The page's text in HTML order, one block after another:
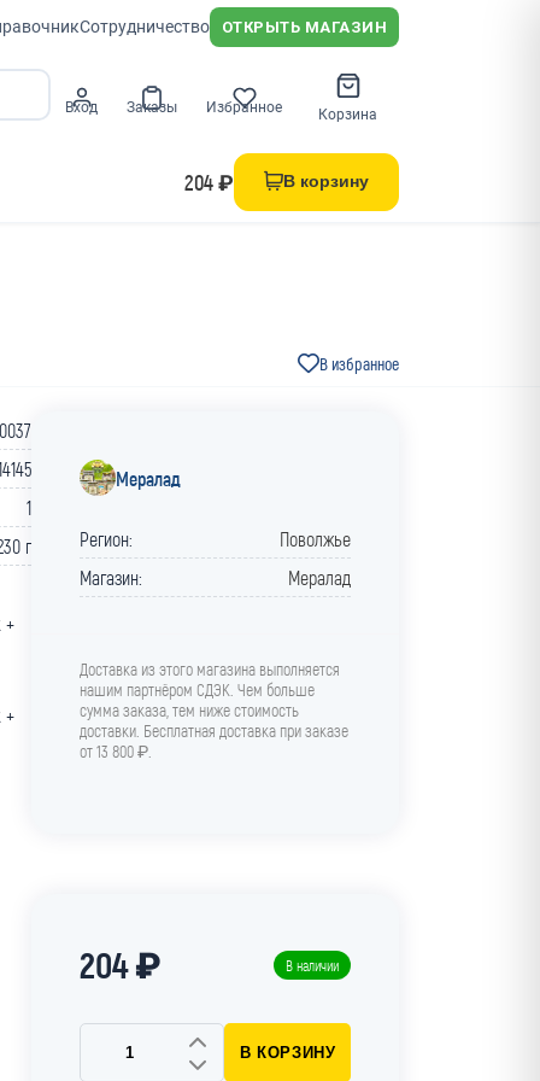
Сотрудничество ОТКРЫТЬ МАГАЗИН
Вход Заказы Избранное Корзина
204 ₽ В корзину
В избранное
1
г
+
+
Мералад
Регион:
Поволжье
Магазин:
Мералад
Доставка из этого магазина выполняется
нашим партнёром СДЭК. Чем больше
сумма заказа, тем ниже стоимость
доставки. Бесплатная доставка при заказе
от 13 800 ₽.
204 ₽ В наличии
В КОРЗИНУ